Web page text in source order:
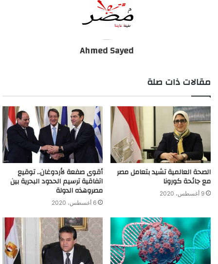
Ahmed Sayed
مقالات ذات صلة
الصحة العالمية تشيد بتعامل مصر
مع جائحة كورونا
9 أغسطس، 2020
أقوى صفعة لأردوغان.. توقيع
اتفاقية ترسيم الحدود البحرية بين
مصروهذه الدولة
6 أغسطس، 2020